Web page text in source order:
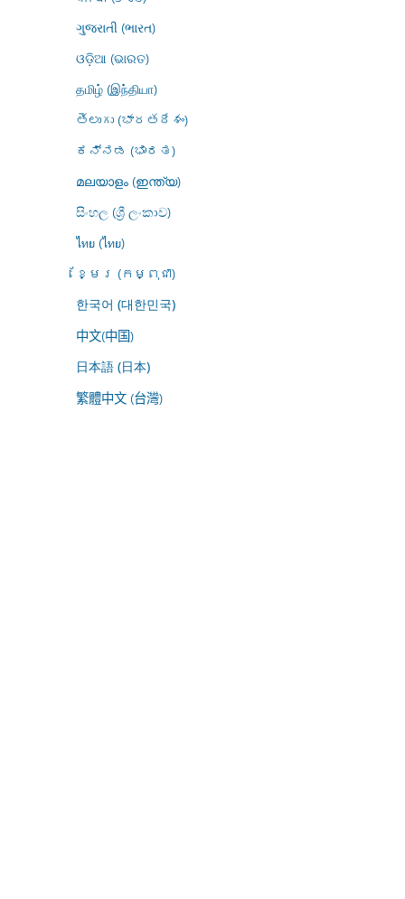
ગુજરાતી (ભારત)
ଓଡ଼ିଆ (ଭାରତ)
தமிழ் (இந்தியா)
తెలుగు (భారతదేశం)
ಕನ್ನಡ (ಭಾರತ)
മലയാളം (ഇന്ത്യ)
සිංහල (ශ්‍රී ලංකාව)
ไทย (ไทย)
ខ្មែរ (កម្ពុជា)
한국어 (대한민국)
中文(中国)
日本語 (日本)
繁體中文 (台灣)